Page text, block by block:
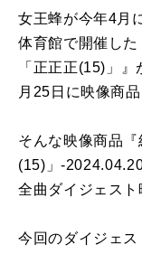
女王蜂が今年4月
体育館で開催し
「正正正(15) 」』
月 25 日に映像商
そんな映像商品『
(15) 」-
全曲ダイジェスト
今回のダイジェス